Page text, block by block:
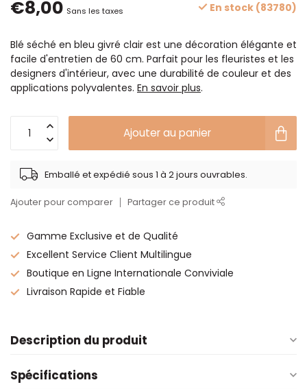
€8,00 Sans les taxes En stock (83780)
Blé séché en bleu givré clair est une décoration élégante et
facile d'entretien de 60 cm. Parfait pour les fleuristes et les
designers d'intérieur, avec une durabilité de couleur et des
applications polyvalentes. En savoir plus.
Ajouter au panier
Emballé et expédié sous 1 à 2 jours ouvrables.
Ajouter pour comparer Partager ce produit
Gamme Exclusive et de Qualité
Excellent Service Client Multilingue
Boutique en Ligne Internationale Conviviale
Livraison Rapide et Fiable
Description du produit
Spécifications